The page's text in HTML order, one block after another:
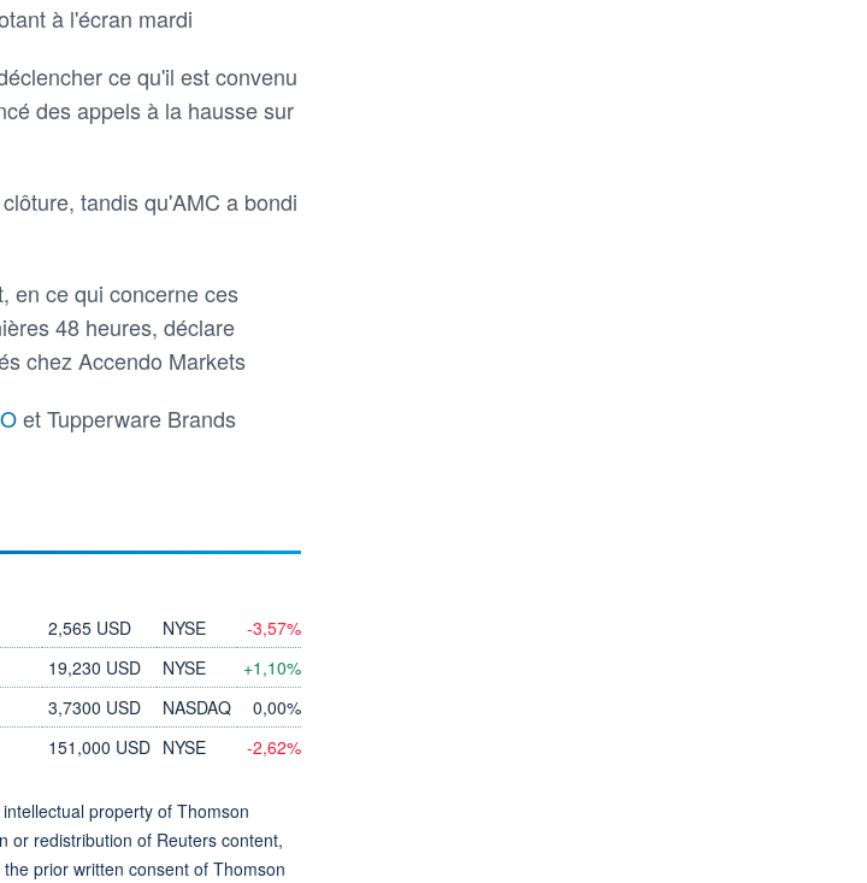
à l'écran mardi
ce qu'il est convenu
des appels à la hausse sur
tandis qu'AMC a bondi
en ce qui concerne ces
48 heures, déclare
chez Accendo Markets
et Tupperware Brands
2,565 USD NYSE -3,57%
19,230 USD NYSE +1,10%
3,7300 USD NASDAQ 0,00%
151,000 USD NYSE -2,62%
property of Thomson
or redistribution of Reuters content,
prior written consent of Thomson